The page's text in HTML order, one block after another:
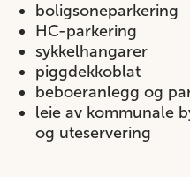
boligsoneparkering
HC-parkering
sykkelhangarer
piggdekkoblat
beboeranlegg og
leie av kommunale
og uteservering